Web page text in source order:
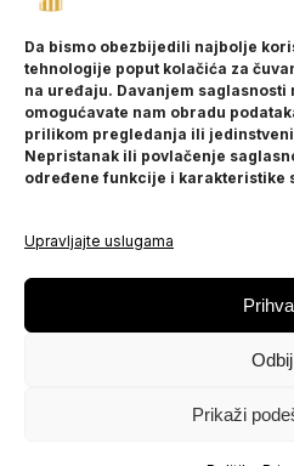
Da bismo obezbijedili najbolje
tehnologije poput kolačića za
na uređaju. Davanjem saglasnosti
omogućavate nam obradu
prilikom pregledanja ili
Nepristanak ili povlačenje
određene funkcije i karakteristike
Upravljajte uslugama
Odbij
Prikaži
INFORMACIJE
O nama
Kontakt
POMOĆ
Politika privatnosti
PRATITE NAS
Instagram